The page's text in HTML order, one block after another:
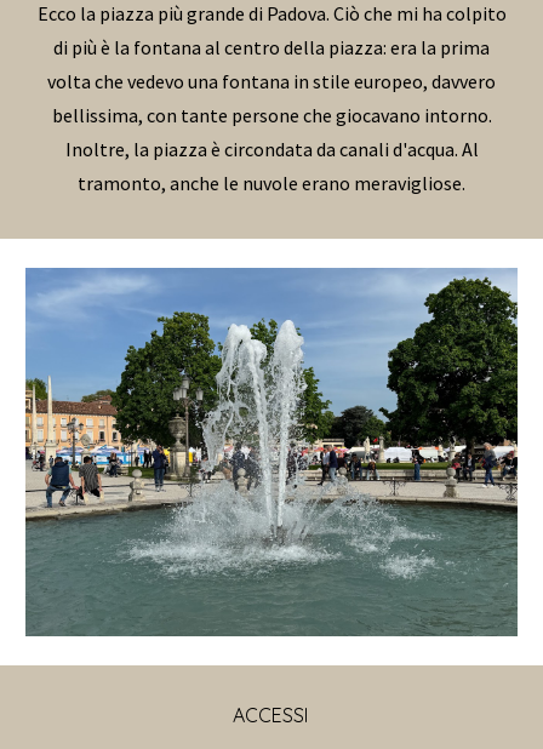
Ecco la piazza più grande di Padova. Ciò che mi ha colpito
di più è la fontana al centro della piazza: era la prima
volta che vedevo una fontana in stile europeo, davvero
bellissima, con tante persone che giocavano intorno.
Inoltre, la piazza è circondata da canali d'acqua. Al
tramonto, anche le nuvole erano meravigliose.
ACCESSI